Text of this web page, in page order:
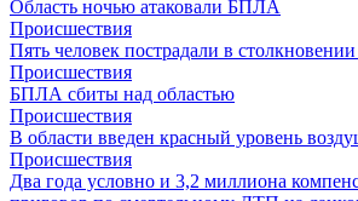
Область ночью атаковали БПЛА
Происшествия
Пять человек пострадали в
Происшествия
БПЛА сбиты над областью
Происшествия
В области введен красный уровень
Происшествия
Два года условно и 3,2 миллиона